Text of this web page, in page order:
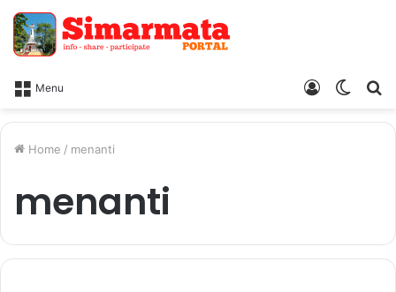
Menu
Switch
Log
Home / menanti
menanti